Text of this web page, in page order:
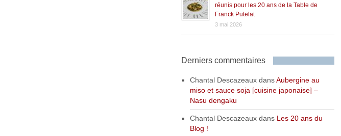
réunis pour les 20 ans de la Table de
Franck Putelat
3 mai 2026
Derniers commentaires
Chantal DescazeauxdansAubergine au
miso et sauce soja [cuisine japonaise] –
Nasu dengaku
Chantal Descazeauxdans Les 20 ans du
Blog !